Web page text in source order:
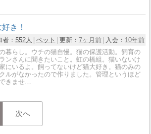
き！
： 552人 ペット 更新： 7ヶ月前 入会： 10年前
暮らし。ウチの猫自慢。猫の保護活動。飼育の
ンさんに聞きたいこと。虹の橋組。猫いないけ
にいるよ。飼ってないけど猫大好き。猫のみの
ルがなかったので作りました。管理というほど
きませ…
次へ